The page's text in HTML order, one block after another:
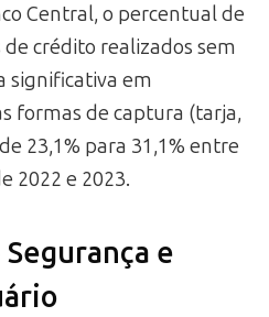
Central, o percentual de
crédito realizados sem
significativa em
formas de captura (tarja,
23,1% para 31,1% entre
2022 e 2023.
e